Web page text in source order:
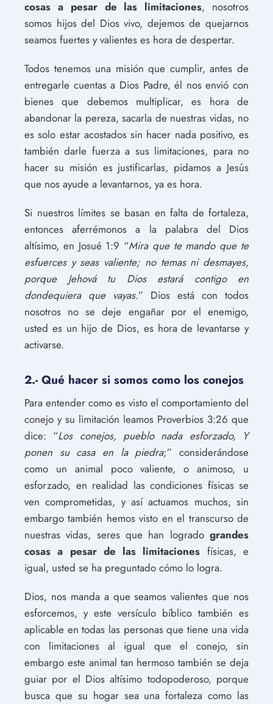
cosas a pesar de las limitaciones, nosotros
somos hijos del Dios vivo, dejemos de quejarnos
seamos fuertes y valientes es hora de despertar.
Todos tenemos una misión que cumplir, antes de
entregarle cuentas a Dios Padre, él nos envió con
bienes que debemos multiplicar, es hora de
abandonar la pereza, sacarla de nuestras vidas, no
es solo estar acostados sin hacer nada positivo, es
también darle fuerza a sus limitaciones, para no
hacer su misión es justificarlas, pidamos a Jesús
que nos ayude a levantarnos, ya es hora.
Si nuestros límites se basan en falta de fortaleza,
entonces aferrémonos a la palabra del Dios
altísimo, en Josué 1:9 “Mira que te mando que te
esfuerces y seas valiente; no temas ni desmayes,
porque Jehová tu Dios estará contigo en
dondequiera que vayas.” Dios está con todos
nosotros no se deje engañar por el enemigo,
usted es un hijo de Dios, es hora de levantarse y
activarse.
2.- Qué hacer si somos como los conejos
Para entender como es visto el comportamiento del
conejo y su limitación leamos Proverbios 3:26 que
dice: “Los conejos, pueblo nada esforzado, Y
ponen su casa en la piedra;” considerándose
como un animal poco valiente, o animoso, u
esforzado, en realidad las condiciones físicas se
ven comprometidas, y así actuamos muchos, sin
embargo también hemos visto en el transcurso de
nuestras vidas, seres que han logrado grandes
cosas a pesar de las limitaciones físicas, e
igual, usted se ha preguntado cómo lo logra.
Dios, nos manda a que seamos valientes que nos
esforcemos, y este versículo bíblico también es
aplicable en todas las personas que tiene una vida
con limitaciones al igual que el conejo, sin
embargo este animal tan hermoso también se deja
guiar por el Dios altísimo todopoderoso, porque
busca que su hogar sea una fortaleza como las